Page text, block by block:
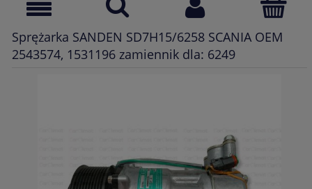
Sprężarka SANDEN SD7H15/6258 SCANIA OEM
2543574, 1531196 zamiennik dla: 6249